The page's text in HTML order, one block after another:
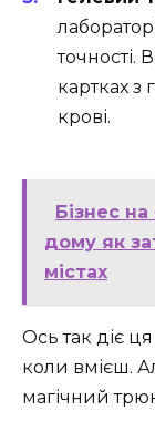
точності.
картках з
крові.
Бізнес
дому як
містах
Ось так діє
коли вмієш.
магічний